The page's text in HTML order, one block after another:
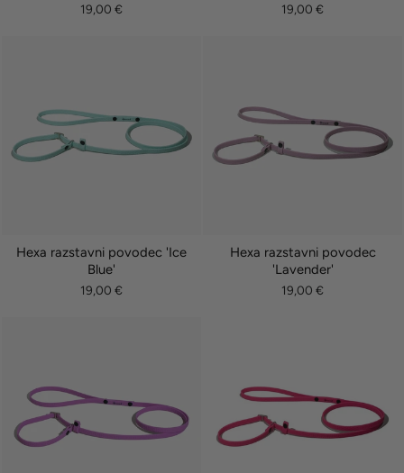
19,00 € 19,00 €
Hexa razstavni povodec 'Ice
Blue'
19,00 €
Hexa razstavni povodec
'Lavender'
19,00 €